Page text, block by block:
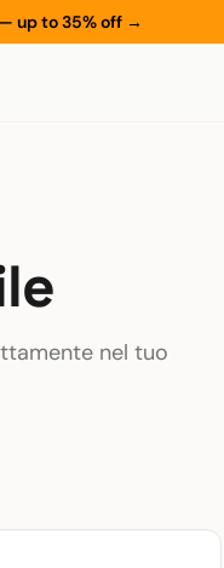
up to 35% off →
nel tuo